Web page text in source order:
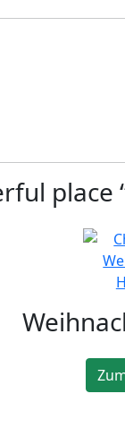
place